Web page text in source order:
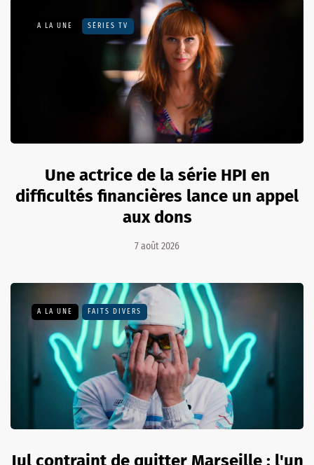
A LA UNE SÉRIES TV
Une actrice de la série HPI en
difficultés financières lance un appel
aux dons
7 août 2026
A LA UNE FAITS DIVERS
Jul contraint de quitter Marseille : l'un